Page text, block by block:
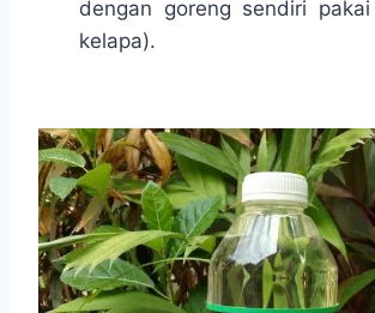
dengan goreng sendiri pakai
kelapa).